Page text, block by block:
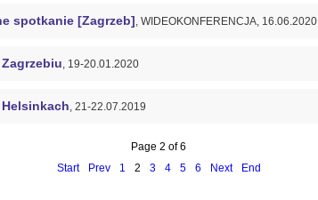
spotkanie [Zagrzeb], WIDEOKONFERENCJA, 16.06.2020
, 19-20.01.2020
, 21-22.07.2019
Page 2 of 6
Start
Prev 1 2 3 4 5 6 Next End